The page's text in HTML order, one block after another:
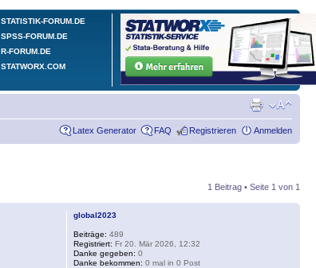
STATISTIK-FORUM.DE
SPSS-FORUM.DE
R-FORUM.DE
STATWORX.COM
Latex Generator FAQ Registrieren Anmelden
1 Beitrag • Seite 1 von 1
global2023
Beiträge: 489
Registriert: Fr 20. Mär 2026, 12:32
Danke gegeben: 0
Danke bekommen: 0 mal in 0 Post